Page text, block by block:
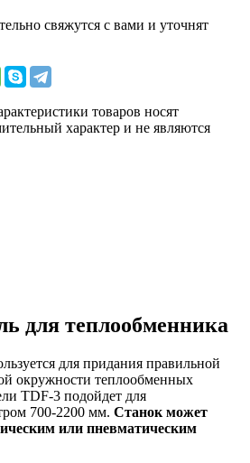
свяжутся с вами и уточнят
товаров носят
характер и не являются
для теплообменника
для придания правильной
окружности теплообменных
TDF-3 подойдет для
700-2200 мм. Станок может
или пневматическим